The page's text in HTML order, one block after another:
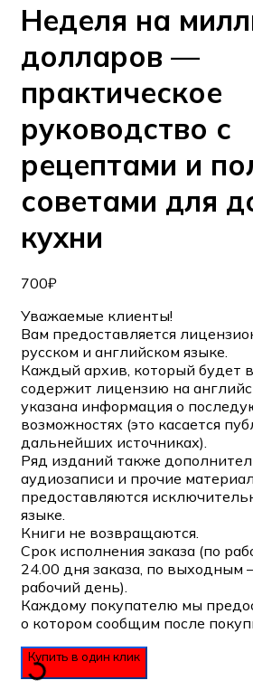
Неделя на
долларов —
практическое
руководство с
рецептами и
советами для
кухни
700₽
Уважаемые клиенты!
Вам предоставляется
русском и английском языке.
Каждый архив, который будет
содержит лицензию на
указана информация о
возможностях (это касается
дальнейших источниках).
Ряд изданий также
аудиозаписи и прочие
предоставляются
языке.
Книги не возвращаются.
Срок исполнения заказа (по
24.00 дня заказа, по
рабочий день).
Каждому покупателю мы
о котором сообщим после
Купить в один клик